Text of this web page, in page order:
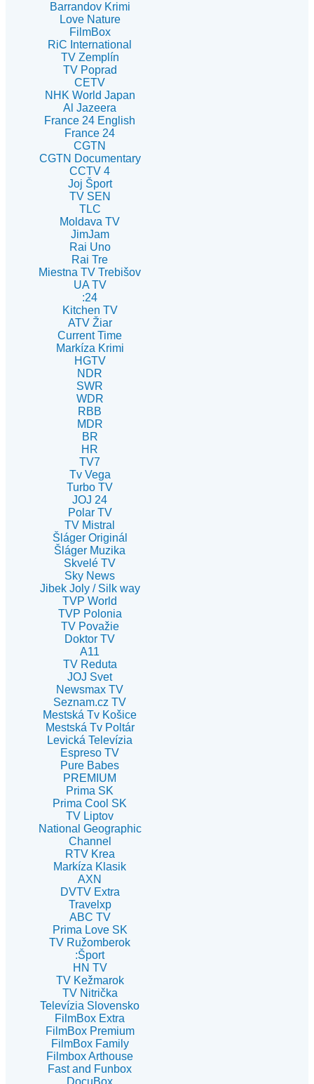
Barrandov Krimi
Love Nature
FilmBox
RiC International
TV Zemplín
TV Poprad
CETV
NHK World Japan
Al Jazeera
France 24 English
France 24
CGTN
CGTN Documentary
CCTV 4
Joj Šport
TV SEN
TLC
Moldava TV
JimJam
Rai Uno
Rai Tre
Miestna TV Trebišov
UA TV
:24
Kitchen TV
ATV Žiar
Current Time
Markíza Krimi
HGTV
NDR
SWR
WDR
RBB
MDR
BR
HR
TV7
Tv Vega
Turbo TV
JOJ 24
Polar TV
TV Mistral
Šláger Originál
Šláger Muzika
Skvelé TV
Sky News
Jibek Joly / Silk way
TVP World
TVP Polonia
TV Považie
Doktor TV
A11
TV Reduta
JOJ Svet
Newsmax TV
Seznam.cz TV
Mestská Tv Košice
Mestská Tv Poltár
Levická Televízia
Espreso TV
Pure Babes
PREMIUM
Prima SK
Prima Cool SK
TV Liptov
National Geographic
Channel
RTV Krea
Markíza Klasik
AXN
DVTV Extra
Travelxp
ABC TV
Prima Love SK
TV Ružomberok
:Šport
HN TV
TV Kežmarok
TV Nitrička
Televízia Slovensko
FilmBox Extra
FilmBox Premium
FilmBox Family
Filmbox Arthouse
Fast and Funbox
DocuBox